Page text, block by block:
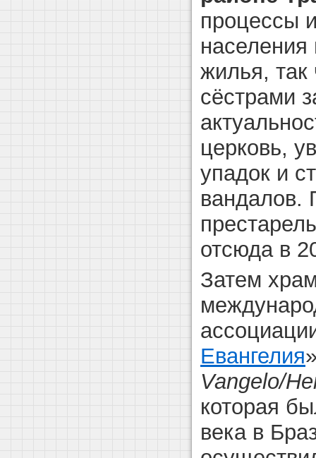
процессы
населения
жилья, так
сёстрами
церковь,
упадок и
вандалов.
отсюда в
Затем
Евангелия
Vangelo/
которая
века в